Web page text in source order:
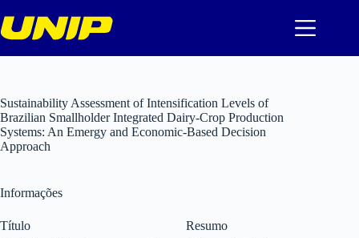
para
o
Sustainability Assessment of Intensification Levels of
Brazilian Smallholder Integrated Dairy-Crop Production
Systems: An Emergy and Economic-Based Decision
Approach
Informações
Título Resumo